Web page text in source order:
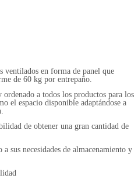
ventilados en forma de panel que
de 60 kg por entrepaño.
a todos los productos para los
el espacio disponible adaptándose a
de obtener una gran cantidad de
sus necesidades de almacenamiento y